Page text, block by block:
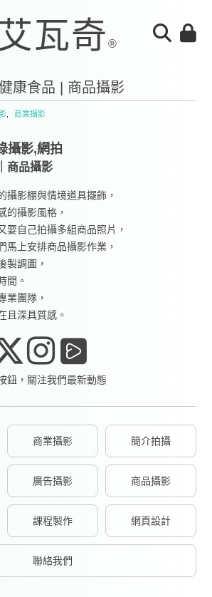
康食品 | 商品攝影
商業攝影
攝影,網拍
商品攝影
攝影棚與情境道具擺飾，
的攝影風格，
要自己拍攝多組商品照片，
馬上安排商品攝影作業，
製調圖，
間。
業團隊，
且深具質感。
鈕，關注我們最新動態
商業攝影 簡介拍攝
廣告攝影 商品攝影
課程製作 網頁設計
聯絡我們